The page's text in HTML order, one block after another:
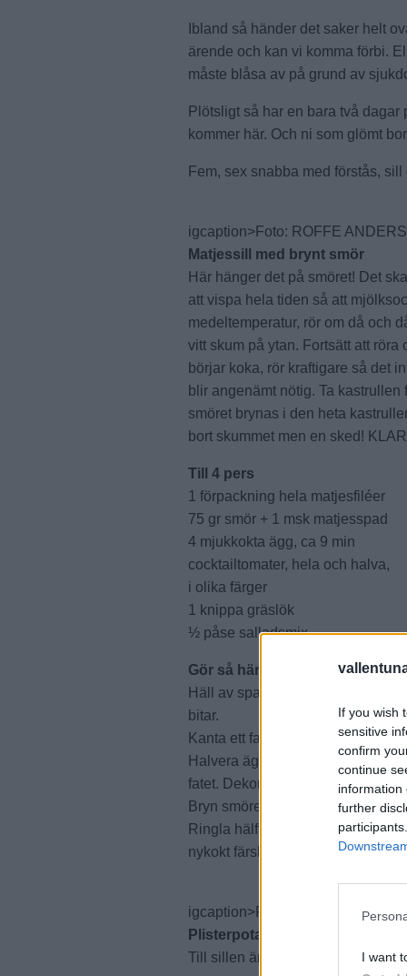
If you wish
sensitive
confirm
continue
information
further
I want
Ibland så händer det saker helt
ärende och kan vi komma förbi.
måste blåsa av på grund av
Plötsligt så har en bara två
kommer här. Och ni som glömt
Fem, sex snabba med förstås,
igcaption>Foto: ROFFE
Matjessill med brynt smör
Här hänger det på smöret! Det
att vispa hela tiden så att
medeltemperatur, rör om då och
vitt skum på ytan. Fortsätt att röra
börjar koka, rör kraftigare så det
blir angenämt nötig. Ta
smöret brynas i den heta
bort skummet men en sked!
Till 4 pers
1 förpackning hela matjesfiléer
75 gr smör + 1 msk matjesspad
4 mjukkokta ägg, ca 9 min
cocktailtomater, hela och halva,
i olika färger
1 knippa gräslök
½ påse salladsmix
Gör så här
Häll av spadet från
bitar.
Kanta ett fat med salladsbladen
Halvera äggen på tvären och
fatet. Dekorera med hackad
Bryn smöret och smaksätt med
Ringla hälften av smöret över
nykokt färskpotatis.
igcaption>Foto: ROFFE
Plisterpotatis
Till sillen är det fint med